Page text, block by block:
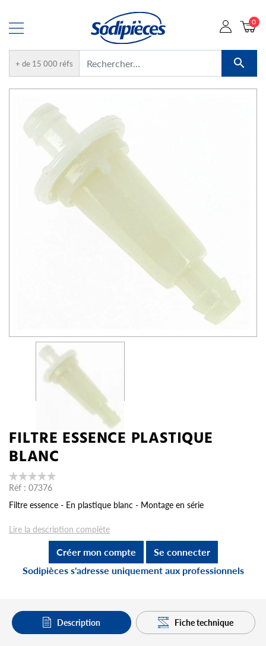
+ de 15 000 réfs 
0
FILTRE ESSENCE PLASTIQUE
BLANC
Réf : 07376
Filtre essence - En plastique blanc - Montage en série
Lire la description complète
Créer mon compte
Se connecter
Sodipièces s'adresse uniquement aux professionnels
Description Fiche technique